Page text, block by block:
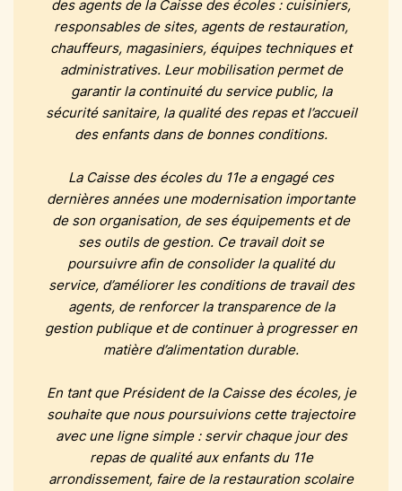
des agents de la Caisse des écoles : cuisiniers,
responsables de sites, agents de restauration,
chauffeurs, magasiniers, équipes techniques et
administratives. Leur mobilisation permet de
garantir la continuité du service public, la
sécurité sanitaire, la qualité des repas et l’accueil
des enfants dans de bonnes conditions.
La Caisse des écoles du 11e a engagé ces
dernières années une modernisation importante
de son organisation, de ses équipements et de
ses outils de gestion. Ce travail doit se
poursuivre afin de consolider la qualité du
service, d’améliorer les conditions de travail des
agents, de renforcer la transparence de la
gestion publique et de continuer à progresser en
matière d’alimentation durable.
En tant que Président de la Caisse des écoles, je
souhaite que nous poursuivions cette trajectoire
avec une ligne simple : servir chaque jour des
repas de qualité aux enfants du 11e
arrondissement, faire de la restauration scolaire